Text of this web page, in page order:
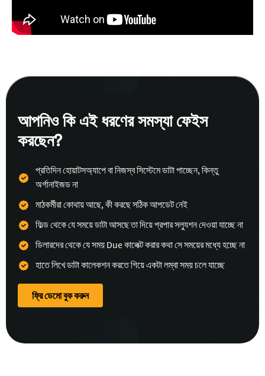
আপনিও কি এই ধরণের সমস্যা ফেইস
করছেন?
প্রতিদিন হোয়াটসঅ্যাপে বা নিজস্ব সিস্টেমে ডাটা পাচ্ছেন, কিন্তু
অর্গানাইজড না
মাঠকর্মীরা কোথায় আছে, কী করছে সঠিক আপডেট নেই
ফিল্ড থেকে যে সময়ে ডাটা আসছে তা দিয়ে প্রপার সল্যুশন দেওয়া যাচ্ছে না
ডিলারদের থেকে যে সময় Due কালেক্ট করার কথা সে সময়ের মধ্যে হচ্ছে না
হাতে লিখে ডাটা কালেকশন করতে গিয়ে একটা লম্বা সময় চলে যাচ্ছে
ফ্রি ডেমো বুক করুন